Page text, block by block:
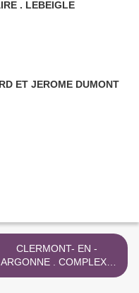
PUBLICATIONS DE SAMUEL HAZARD ET JEROME DUMONT
CLERMONT- EN -
ARGONNE . COMPLEXE
SPORTIF .